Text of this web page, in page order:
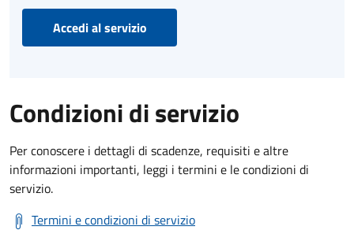
Accedi al servizio
Condizioni di servizio
Per conoscere i dettagli di scadenze, requisiti e altre
informazioni importanti, leggi i termini e le condizioni di
servizio.
Termini e condizioni di servizio